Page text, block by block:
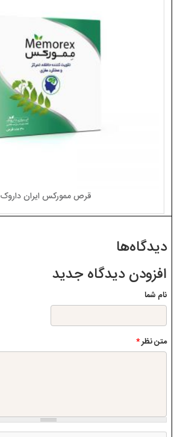
قرص ممورکس ایران داروک
دیدگاه‌ها
افزودن دیدگاه جدید
نام شما
متن نظر*